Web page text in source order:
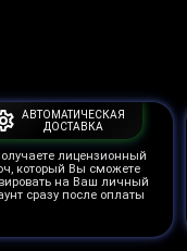
АВТОМАТИЧЕСКАЯ
ДОСТАВКА
лицензионный
который Вы сможете
на Ваш личный
сразу после оплаты